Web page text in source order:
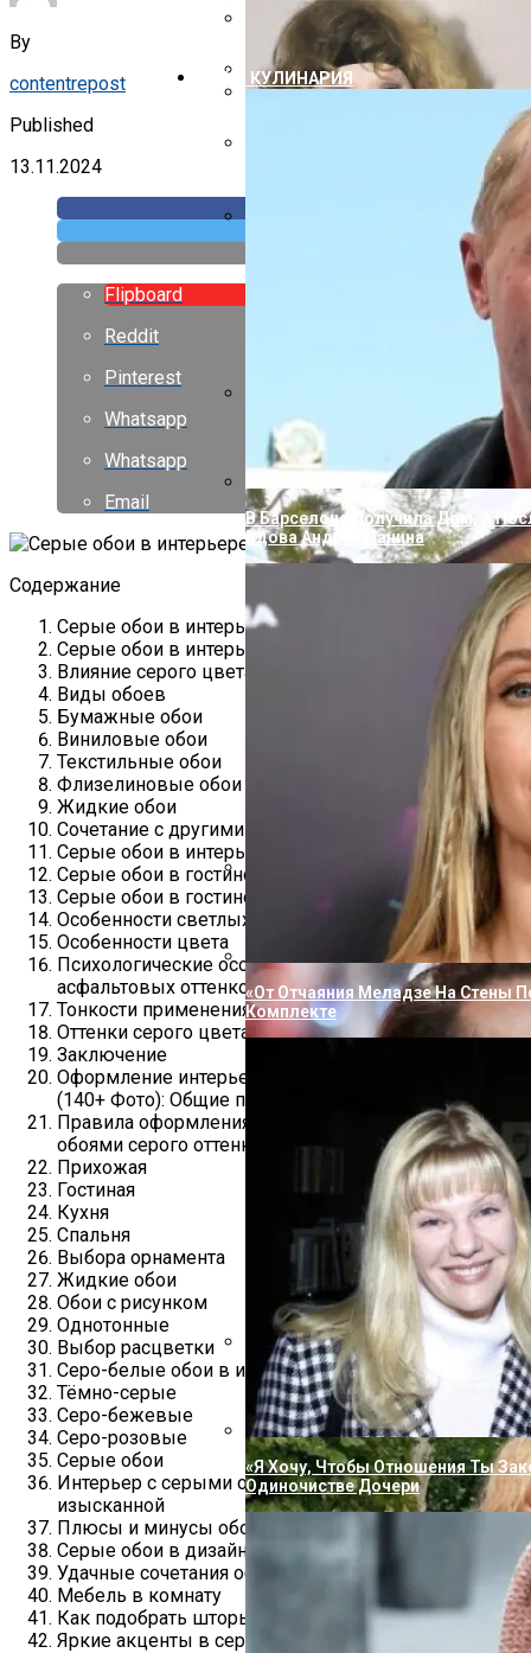
Дизайн Лестничных Пролетов В
Дизайн Маленьких Дач
Отделка Трубы На Крыше Из
Двускатная Крыша Дома Своими
Надворные Постройки Под
Как Правильно Крыть Крышу
С Годами Стали Еще Лучше, Чем
Расцвели
«Не Влюбиться Было
Романе С Порошиной
Вперевые Не Сдержал Эмоций,
Семьи Из-За Подарка Пугачевой
ЕДА И КУЛИНАРИЯ
В Барселоне Получила Дом, А
Вдова Андрея Панина
«От Отчаяния Меладзе На Стены
Комплекте
«Я Хочу, Чтобы Отношения Ты
Одиночистве Дочери
By
contentrepost
Published
13.11.2024
Flipboard
Reddit
Pinterest
Whatsapp
Whatsapp
Email
Содержание
Серые обои в интерьере фото гостиная
Серые обои в интерьере (80 фото)
Влияние серого цвета
Виды обоев
Бумажные обои
Виниловые обои
Текстильные обои
Флизелиновые обои
Жидкие обои
Сочетание с другими цветами
Серые обои в интерьере — фото
Серые обои в гостиной
Серые обои в гостиной
Особенности светлых и коричневых оттенков
Особенности цвета
Психологические особенности применения
асфальтовых оттенков в современном интерьере
Тонкости применения в интерьере
Оттенки серого цвета для гостиной
Заключение
Оформление интерьера с помощью серых обоев
(140+ Фото): Общие правила выбора и сочетания
Правила оформления различных помещений
обоями серого оттенка
Прихожая
Гостиная
Кухня
Спальня
Выбора орнамента
Жидкие обои
Обои с рисунком
Однотонные
Выбор расцветки
Серо-белые обои в интерьере
Тёмно-серые
Серо-бежевые
Серо-розовые
Серые обои
Интерьер с серыми обоями: как сделать «серость»
изысканной
Плюсы и минусы обоев в интерьере
Серые обои в дизайне
Удачные сочетания обоев с другими цветами
Мебель в комнату
Как подобрать шторы
Яркие акценты в серой комнате